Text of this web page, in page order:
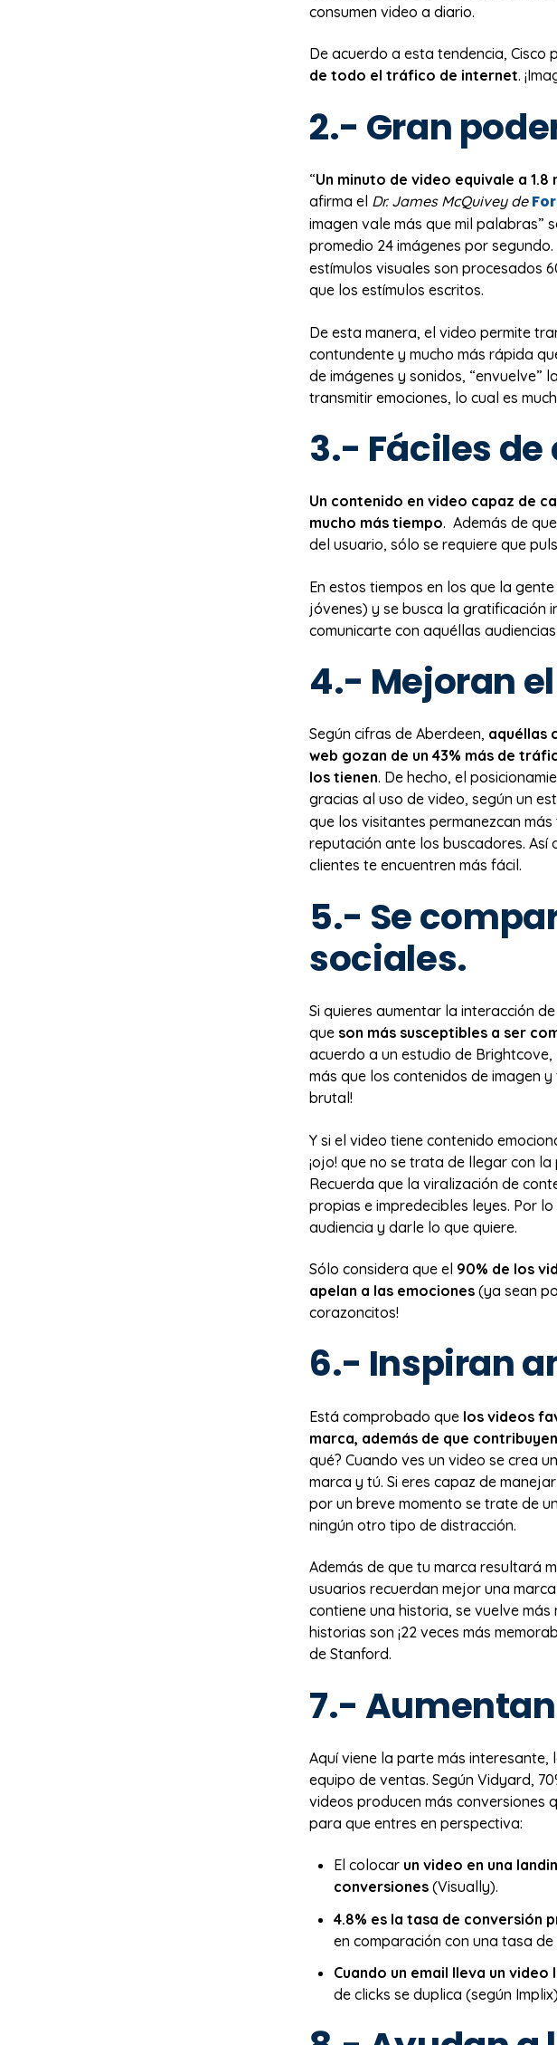
consumen video a diario.
De acuerdo a esta tendencia, Cisco
de todo el tráfico de internet.
2.- Gran
“Un minuto de video equivale a
afirma el Dr. James McQuivey de
imagen vale más que mil palabras”
promedio 24 imágenes por
estímulos visuales son procesados
que los estímulos escritos.
De esta manera, el video permite
contundente y mucho más rápida
de imágenes y sonidos, “envuelve”
transmitir emociones, lo cual es
3.- Fáciles
Un contenido en video capaz de
mucho más tiempo. Además de
del usuario, sólo se requiere que
En estos tiempos en los que la
jóvenes) y se busca la gratificación
comunicarte con aquéllas
4.- Mejoran
Según cifras de Aberdeen, aquéllas
web gozan de un 43% más de
los tienen. De hecho, el
gracias al uso de video, según un
que los visitantes permanezcan
reputación ante los buscadores.
clientes te encuentren más fácil.
5.- Se
sociales.
Si quieres aumentar la interacción
que son más susceptibles a ser
acuerdo a un estudio de
más que los contenidos de imagen
brutal!
Y si el video tiene contenido
¡ojo! que no se trata de llegar con
Recuerda que la viralización de
propias e impredecibles leyes. Por
audiencia y darle lo que quiere.
Sólo considera que el 90% de los
apelan a las emociones (ya sean
corazoncitos!
6.- Inspiran
Está comprobado que los videos
marca, además de que
qué? Cuando ves un video se crea
marca y tú. Si eres capaz de
por un breve momento se trate de
ningún otro tipo de distracción.
Además de que tu marca resultará
usuarios recuerdan mejor una
contiene una historia, se vuelve
historias son ¡22 veces más
de Stanford.
7.-
Aquí viene la parte más
equipo de ventas. Según Vidyard,
videos producen más conversiones
para que entres en perspectiva:
El colocar un video en una
conversiones (Visually).
4.8% es la tasa de conversión
en comparación con una tasa
Cuando un email lleva un
de clicks se duplica (según